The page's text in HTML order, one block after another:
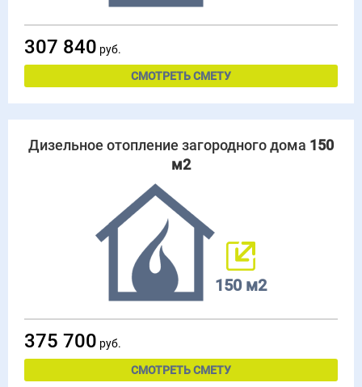
307 840 руб.
СМОТРЕТЬ СМЕТУ
Дизельное отопление загородного дома 150
м2
150 м2
375 700 руб.
СМОТРЕТЬ СМЕТУ